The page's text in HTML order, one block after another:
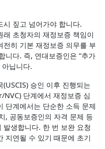
시 짚고 넘어가야 합니다.
초청자의 재정보증 책임이
히 기본 재정보증 의무를 부
니다. 즉, 연대보증인은 “추가
아닙니다.
승인 이후 진행되는
단계에서 재정보증 심
단계에서는 단순한 소득 문제
, 공동보증인의 자격 문제 등
생합니다. 한 번 보완 요청
지연될 수 있기 때문에 초기